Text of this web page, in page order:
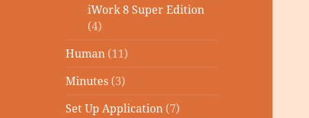
iWork 8 Super Edition
(4)
Human (11)
Minutes (3)
Set Up Application (7)